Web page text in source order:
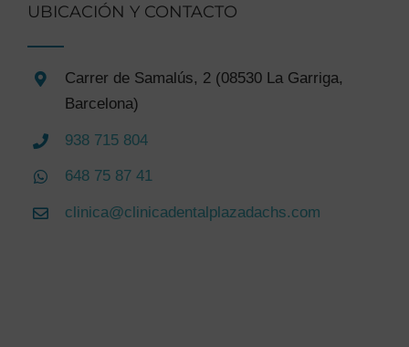
UBICACIÓN Y CONTACTO
Carrer de Samalús, 2 (08530 La Garriga,
Barcelona)
938 715 804
648 75 87 41
clinica@clinicadentalplazadachs.com